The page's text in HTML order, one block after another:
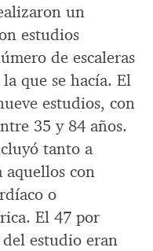
un
estudios
de escaleras
que se hacía. El
estudios, con
35 y 84 años.
tanto a
aquellos con
o
El 47 por
estudio eran